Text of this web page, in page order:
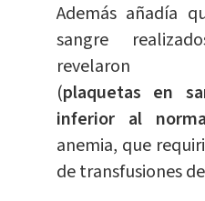
Además añadía
sangre
revelaron
(plaquetas en
inferior al
anemia, que
de transfusiones